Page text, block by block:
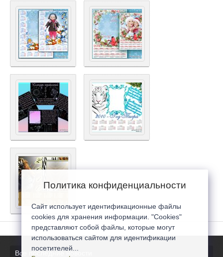
Все последние новости
Политика конфиденциальности
Сайт использует идентификационные файлы
cookies для хранения информации. "Cookies"
представляют собой файлы, которые могут
использоваться сайтом для идентификации
посетителей...